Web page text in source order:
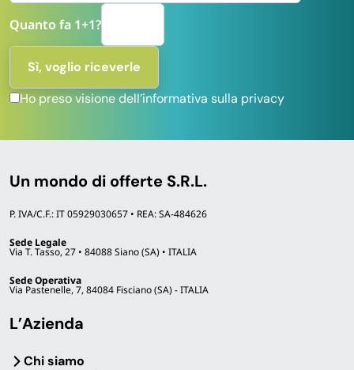
Quanto fa 1+1?
Ho preso visione dell’informativa sulla privacy
Un mondo di offerte S.R.L.
P. IVA/C.F.: IT 05929030657 • REA: SA-484626
Sede Legale
Via T. Tasso, 27 • 84088 Siano (SA) • ITALIA
Sede Operativa
Via Pastenelle, 7, 84084 Fisciano (SA) - ITALIA
L’Azienda
Chi siamo